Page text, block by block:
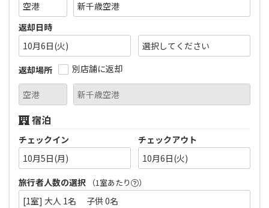
返却日時
10月6日(火)
返却場所
別店舗に返却
宿泊
チェックイン
10月5日(月)
チェックアウト
10月6日(火)
旅行者人数の選択
（1室あたり ）
[1室] 大人 1名 子供 0名